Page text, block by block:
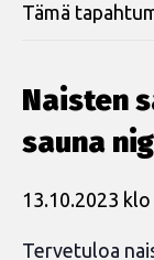
Tämä
Naisten
sauna
13.10.2023 klo
Tervetuloa